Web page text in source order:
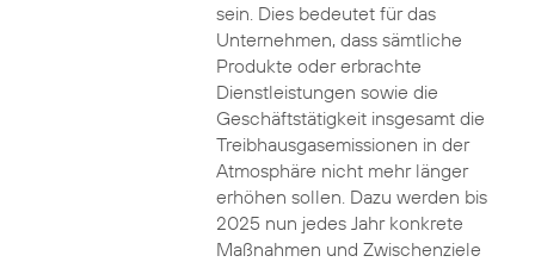
sein. Dies bedeutet für das
Unternehmen, dass sämtliche
Produkte oder erbrachte
Dienstleistungen sowie die
Geschäftstätigkeit insgesamt die
Treibhausgasemissionen in der
Atmosphäre nicht mehr länger
erhöhen sollen. Dazu werden bis
2025 nun jedes Jahr konkrete
Maßnahmen und Zwischenziele